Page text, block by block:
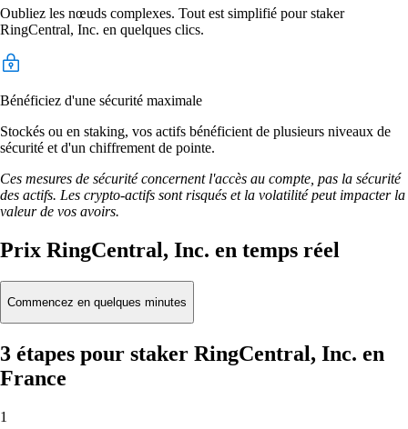
Oubliez les nœuds complexes. Tout est simplifié pour staker
RingCentral, Inc. en quelques clics.
Bénéficiez d'une sécurité maximale
Stockés ou en staking, vos actifs bénéficient de plusieurs niveaux de
sécurité et d'un chiffrement de pointe.
Ces mesures de sécurité concernent l'accès au compte, pas la sécurité
des actifs. Les crypto-actifs sont risqués et la volatilité peut impacter la
valeur de vos avoirs.
Prix RingCentral, Inc. en temps réel
Commencez en quelques minutes
3 étapes pour staker RingCentral, Inc. en
France
1